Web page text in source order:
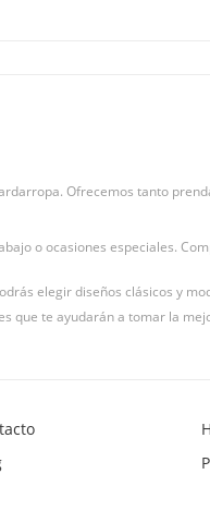
Ofrecemos tanto
o ocasiones especiales.
elegir diseños clásicos y
que te ayudarán a tomar la